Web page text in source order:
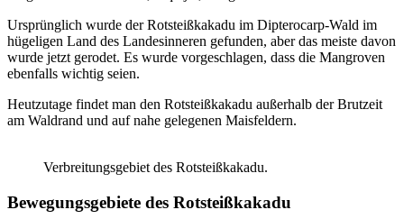
Ursprünglich wurde der Rotsteißkakadu im Dipterocarp-Wald im
hügeligen Land des Landesinneren gefunden, aber das meiste davon
wurde jetzt gerodet. Es wurde vorgeschlagen, dass die Mangroven
ebenfalls wichtig seien.
Heutzutage findet man den Rotsteißkakadu außerhalb der Brutzeit
am Waldrand und auf nahe gelegenen Maisfeldern.
Verbreitungsgebiet des Rotsteißkakadu.
Bewegungsgebiete des Rotsteißkakadu